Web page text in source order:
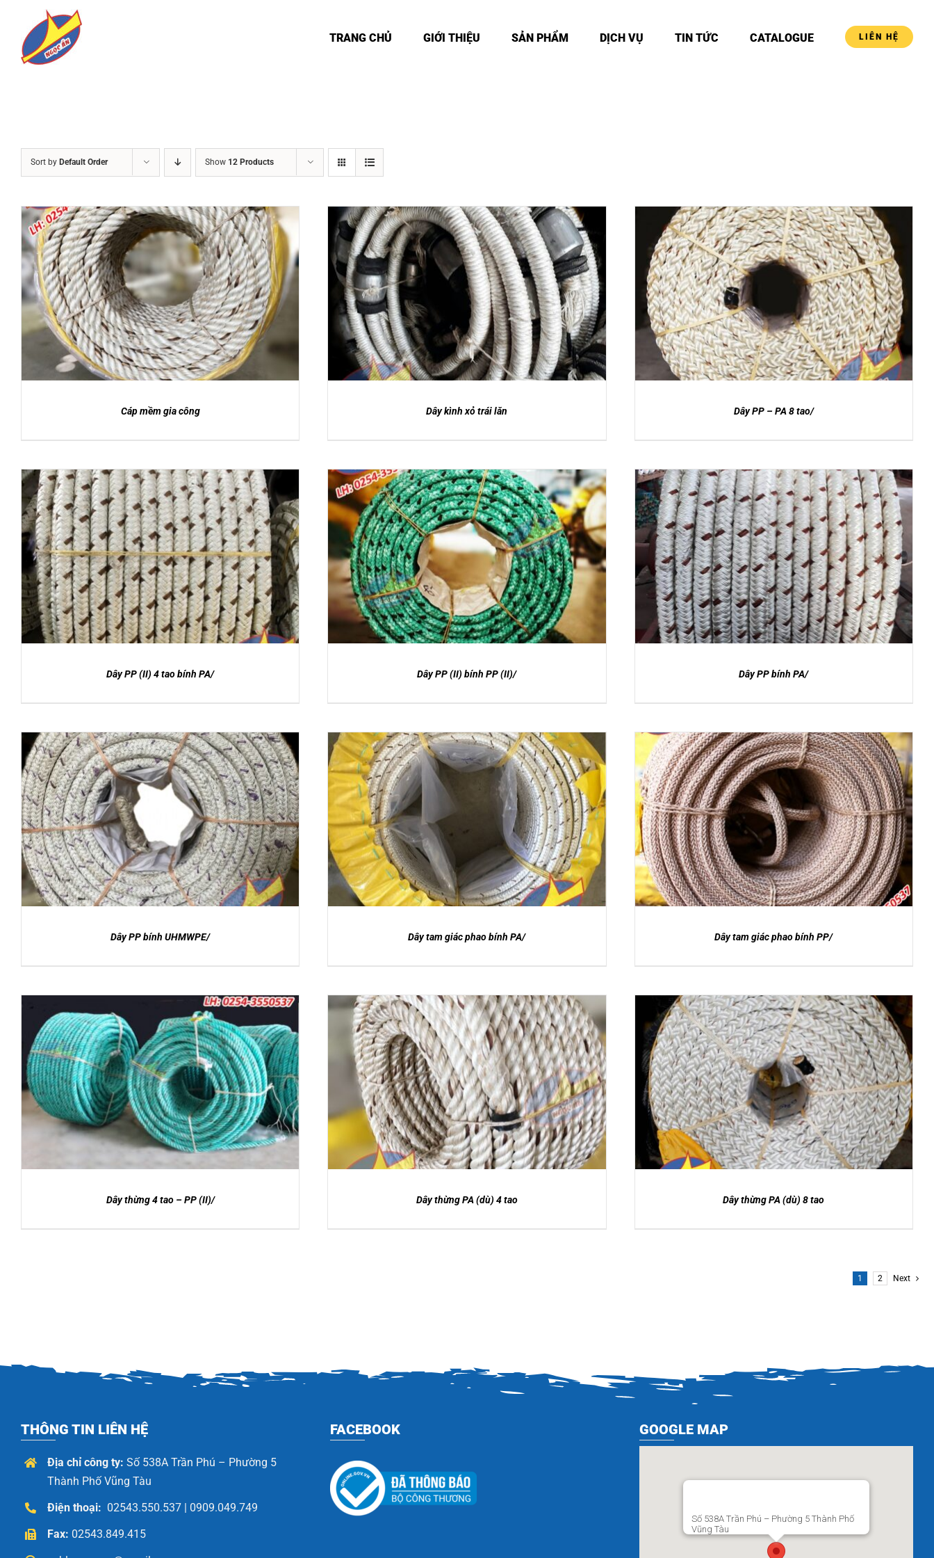
content
TRANG CHỦ GIỚI THIỆU SẢN PHẨM DỊCH VỤ TIN TỨC CATALOGUE LIÊN HỆ
Sort by Default Order Show 12 Products
DETAILS
Cáp mềm gia công
DETAILS
Dây kình xỏ trái lăn Dây PP – PA 8 tao/
DETAILS
Dây PP (II) 4 tao bính PA/
DETAILS
Dây PP (II) bính PP (II)/
DETAILS
Dây PP bính PA/
Được xếp
hạng
5
sao
DETAILS
Dây PP bính UHMWPE/ Dây tam giác phao bính PA/
DETAILS
Dây tam giác phao bính PP/
DETAILS
Dây thừng 4 tao – PP (II)/
DETAILS
Dây thừng PA (dù) 4 tao
DETAILS
Dây thừng PA (dù) 8 tao
1 2 Next
THÔNG TIN LIÊN HỆ
Địa chỉ công ty: Số 538A Trần Phú – Phường 5
Thành Phố Vũng Tàu
Điện thoại: 02543.550.537 | 0909.049.749
Fax: 02543.849.415
FACEBOOK GOOGLE MAP
Số 538A Trần Phú – Phường 5 Thành Phố
Vũng Tàu